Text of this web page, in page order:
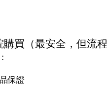
購買（最安全，但流程
保證